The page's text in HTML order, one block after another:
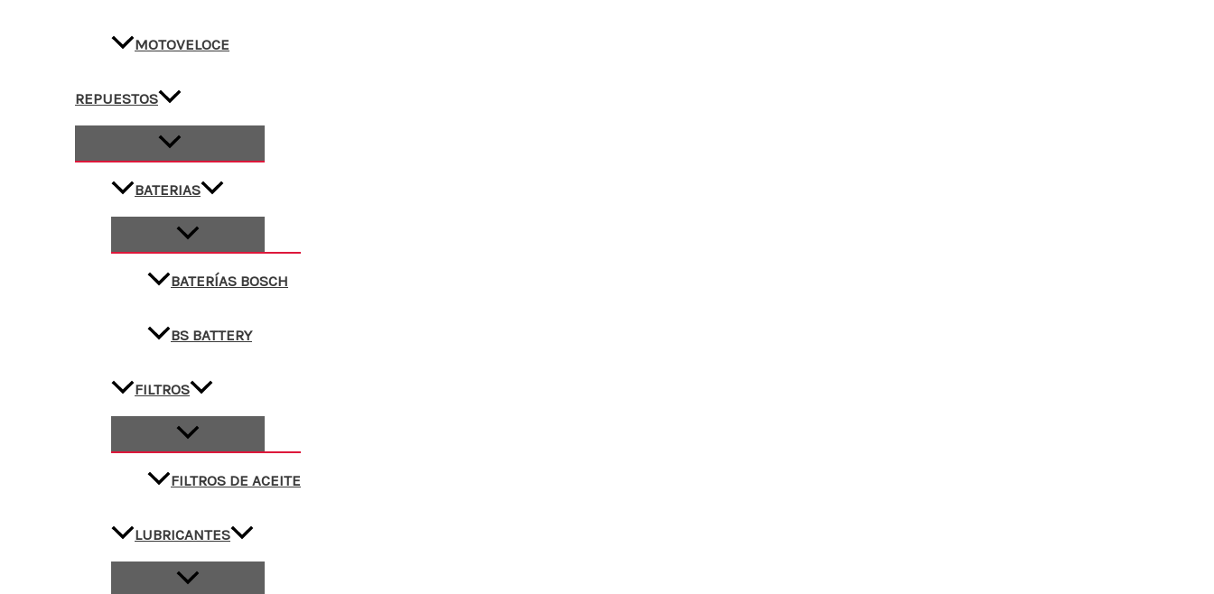
MOTOVELOCE
REPUESTOS
BATERIAS
BATERÍAS BOSCH
BS BATTERY
FILTROS
FILTROS DE ACEITE
LUBRICANTES